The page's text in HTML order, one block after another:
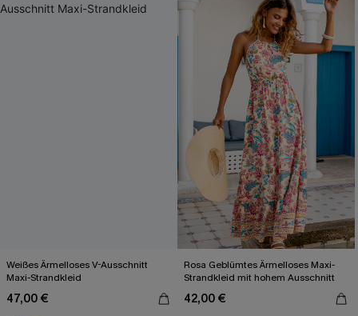
Weißes Ärmelloses V-Ausschnitt
Maxi-Strandkleid
47,00 €
Rosa Geblümtes Ärmelloses Maxi-
Strandkleid mit hohem Ausschnitt
42,00 €